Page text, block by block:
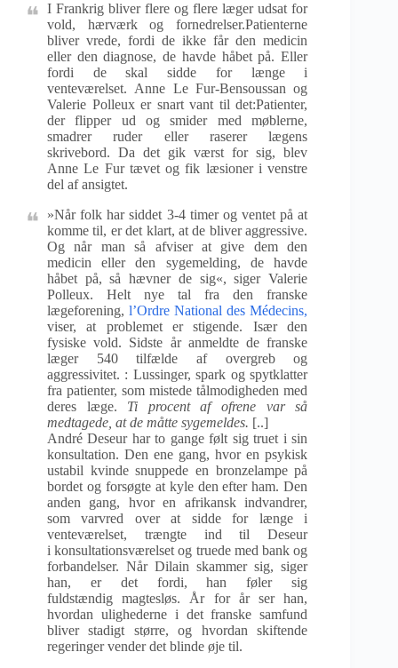
I Frankrig bliver flere og flere læger udsat for
vold, hærværk og fornedrelser.Patienterne
bliver vrede, fordi de ikke får den medicin
eller den diagnose, de havde håbet på. Eller
fordi de skal sidde for længe i
venteværelset. Anne Le Fur-Bensoussan og
Valerie Polleux er snart vant til det:Patienter,
der flipper ud og smider med møblerne,
smadrer ruder eller raserer lægens
skrivebord. Da det gik værst for sig, blev
Anne Le Fur tævet og fik læsioner i venstre
del af ansigtet.
»Når folk har siddet 3-4 timer og ventet på at
komme til, er det klart, at de bliver aggressive.
Og når man så afviser at give dem den
medicin eller den sygemelding, de havde
håbet på, så hævner de sig«, siger Valerie
Polleux. Helt nye tal fra den franske
lægeforening, l’Ordre National des Médecins,
viser, at problemet er stigende. Især den
fysiske vold. Sidste år anmeldte de franske
læger 540 tilfælde af overgreb og
aggressivitet. : Lussinger, spark og spytklatter
fra patienter, som mistede tålmodigheden med
deres læge. Ti procent af ofrene var så
medtagede, at de måtte sygemeldes. [..]
André Deseur har to gange følt sig truet i sin
konsultation. Den ene gang, hvor en psykisk
ustabil kvinde snuppede en bronzelampe på
bordet og forsøgte at kyle den efter ham. Den
anden gang, hvor en afrikansk indvandrer,
som varvred over at sidde for længe i
venteværelset, trængte ind til Deseur
i konsultationsværelset og truede med bank og
forbandelser. Når Dilain skammer sig, siger
han, er det fordi, han føler sig
fuldstændig magtesløs. År for år ser han,
hvordan ulighederne i det franske samfund
bliver stadigt større, og hvordan skiftende
regeringer vender det blinde øje til.